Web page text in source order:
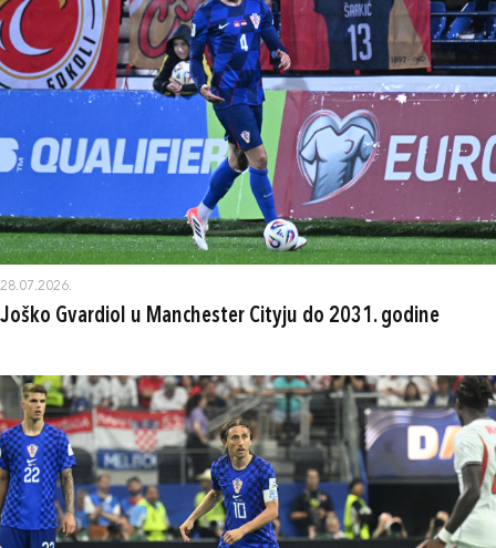
28.07.2026.
Joško Gvardiol u Manchester Cityju do 2031. godine